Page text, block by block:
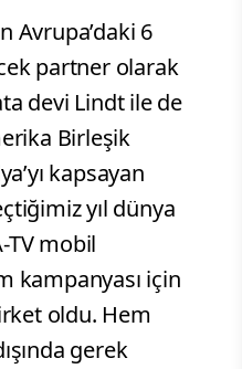
Avrupa’daki 6
partner olarak
devi Lindt ile de
Birleşik
kapsayan
yıl dünya
TV mobil
kampanyası için
oldu. Hem
gerek